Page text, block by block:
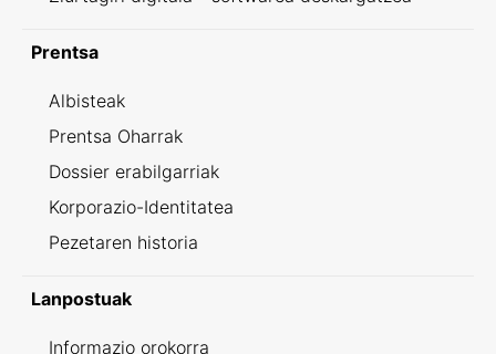
Prentsa
Albisteak
Prentsa Oharrak
Dossier erabilgarriak
Korporazio-Identitatea
Pezetaren historia
Lanpostuak
Informazio orokorra